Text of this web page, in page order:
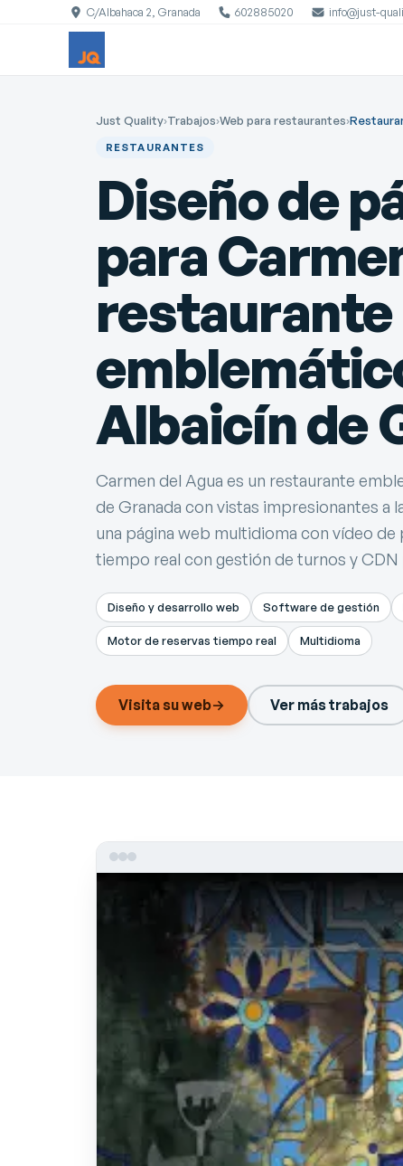
C/Albahaca 2, Granada 602885020 info@just-
Just Quality›Trabajos›Web para restaurantes›
RESTAURANTES
Diseño de
para
restaurante
Albaicín de
Carmen del Agua es un restaurante
de Granada con vistas impresionantes a
una página web multidioma con vídeo
tiempo real con gestión de turnos y
Diseño y desarrollo web Software de gestión
Motor de reservas tiempo real Multidioma
Visita su web→ Ver más trabajos